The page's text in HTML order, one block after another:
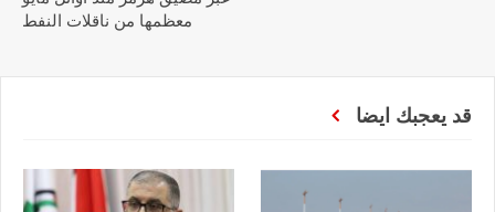
معظمها من ناقلات النفط
قد يعجبك ايضا